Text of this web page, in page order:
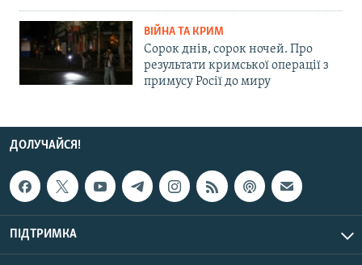
ВІЙНА ТА КРИМ
Сорок днів, сорок ночей. Про
результати кримської операції з
примусу Росії до миру
ДОЛУЧАЙСЯ!
ПІДТРИМКА